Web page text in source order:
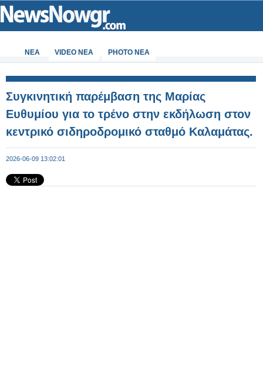
ΝΕΑ VIDEO NEA PHOTO NEA
Συγκινητική παρέμβαση της Μαρίας
Ευθυμίου για το τρένο στην εκδήλωση στον
κεντρικό σιδηροδρομικό σταθμό Καλαμάτας.
2026-06-09 13:02:01